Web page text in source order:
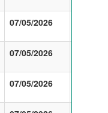
07/05/2026
07/05/2026
07/05/2026